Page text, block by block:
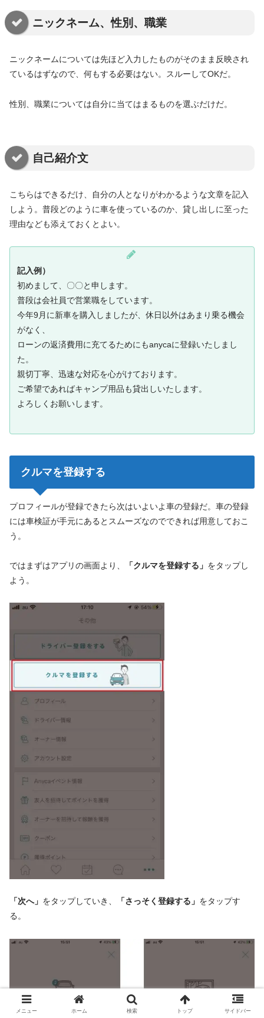
ニックネーム、性別、職業
ニックネームについては先ほど入力したものがそのまま反映され
ているはずなので、何もする必要はない。スルーしてOKだ。
性別、職業については自分に当てはまるものを選ぶだけだ。
自己紹介文
こちらはできるだけ、自分の人となりがわかるような文章を記入
しよう。普段どのように車を使っているのか、貸し出しに至った
理由なども添えておくとよい。
記入例）
初めまして、〇〇と申します。
普段は会社員で営業職をしています。
今年9月に新車を購入しましたが、休日以外はあまり乗る機会
がなく、
ローンの返済費用に充てるためにもanycaに登録いたしまし
た。
親切丁寧、迅速な対応を心がけております。
ご希望であればキャンプ用品も貸出しいたします。
よろしくお願いします。
クルマを登録する
プロフィールが登録できたら次はいよいよ車の登録だ。車の登録
には車検証が手元にあるとスムーズなのでできれば用意しておこ
う。
ではまずはアプリの画面より、 「クルマを登録する」 をタップし
よう。
「次へ」 をタップしていき、 「さっそく登録する」 をタップす
る。
メニュー ホーム 検索 トップ サイドバー